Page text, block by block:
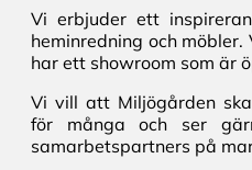
Vi erbjuder ett
heminredning och möbler.
har ett showroom som är
Vi vill att Miljögården
för många och ser
samarbetspartners på